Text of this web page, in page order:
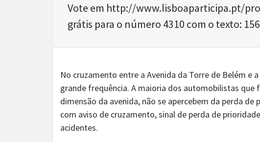
Vote em http://www.lisboaparticipa.pt/
grátis para o número 4310 com o texto: 156
No cruzamento entre a Avenida da Torre de Belém e
grande frequência. A maioria dos automobilistas que
dimensão da avenida, não se apercebem da perda
com aviso de cruzamento, sinal de perda de
acidentes.